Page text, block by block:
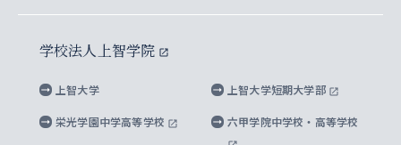
グローバル・スタディーズ研究科
水稀少社会研究センター
先進機械・構造材料イノベーションセンター
国による高等教育の修学支援新制度
大学院生対象の奨学金
海外留学する際の費用と奨学金
学外とのネットワーク
英文広報誌 SOPHIA magazine
上智大学ビジュアル・アイデンティティ
上智大学校歌 ・上智大学学生歌
上智大学への取材・キャンパスでの撮影について
上智大学の公開情報
上智大学の教育研究活動等の情報公表
キャンパス案内
学校法人上智学院
上智大学 上智大学短期大学部
栄光学園中学高等学校 六甲学院中学校・高等学校